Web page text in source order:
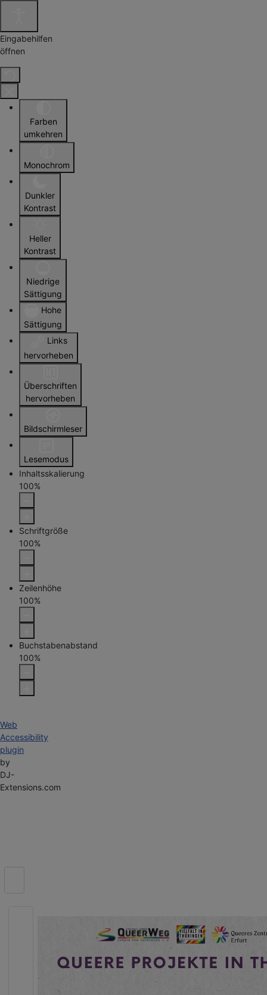
Eingabehilfen
öffnen
Farben
umkehren
Monochrom
Dunkler
Kontrast
Heller
Kontrast
Niedrige
Sättigung
Hohe
Sättigung
Links
hervorheben
Überschriften
hervorheben
Bildschirmleser
Lesemodus
Inhaltsskalierung
100%
Schriftgröße
100%
Zeilenhöhe
100%
Buchstabenabstand
100%
Web
Accessibility
plugin
by
DJ-
Extensions.com